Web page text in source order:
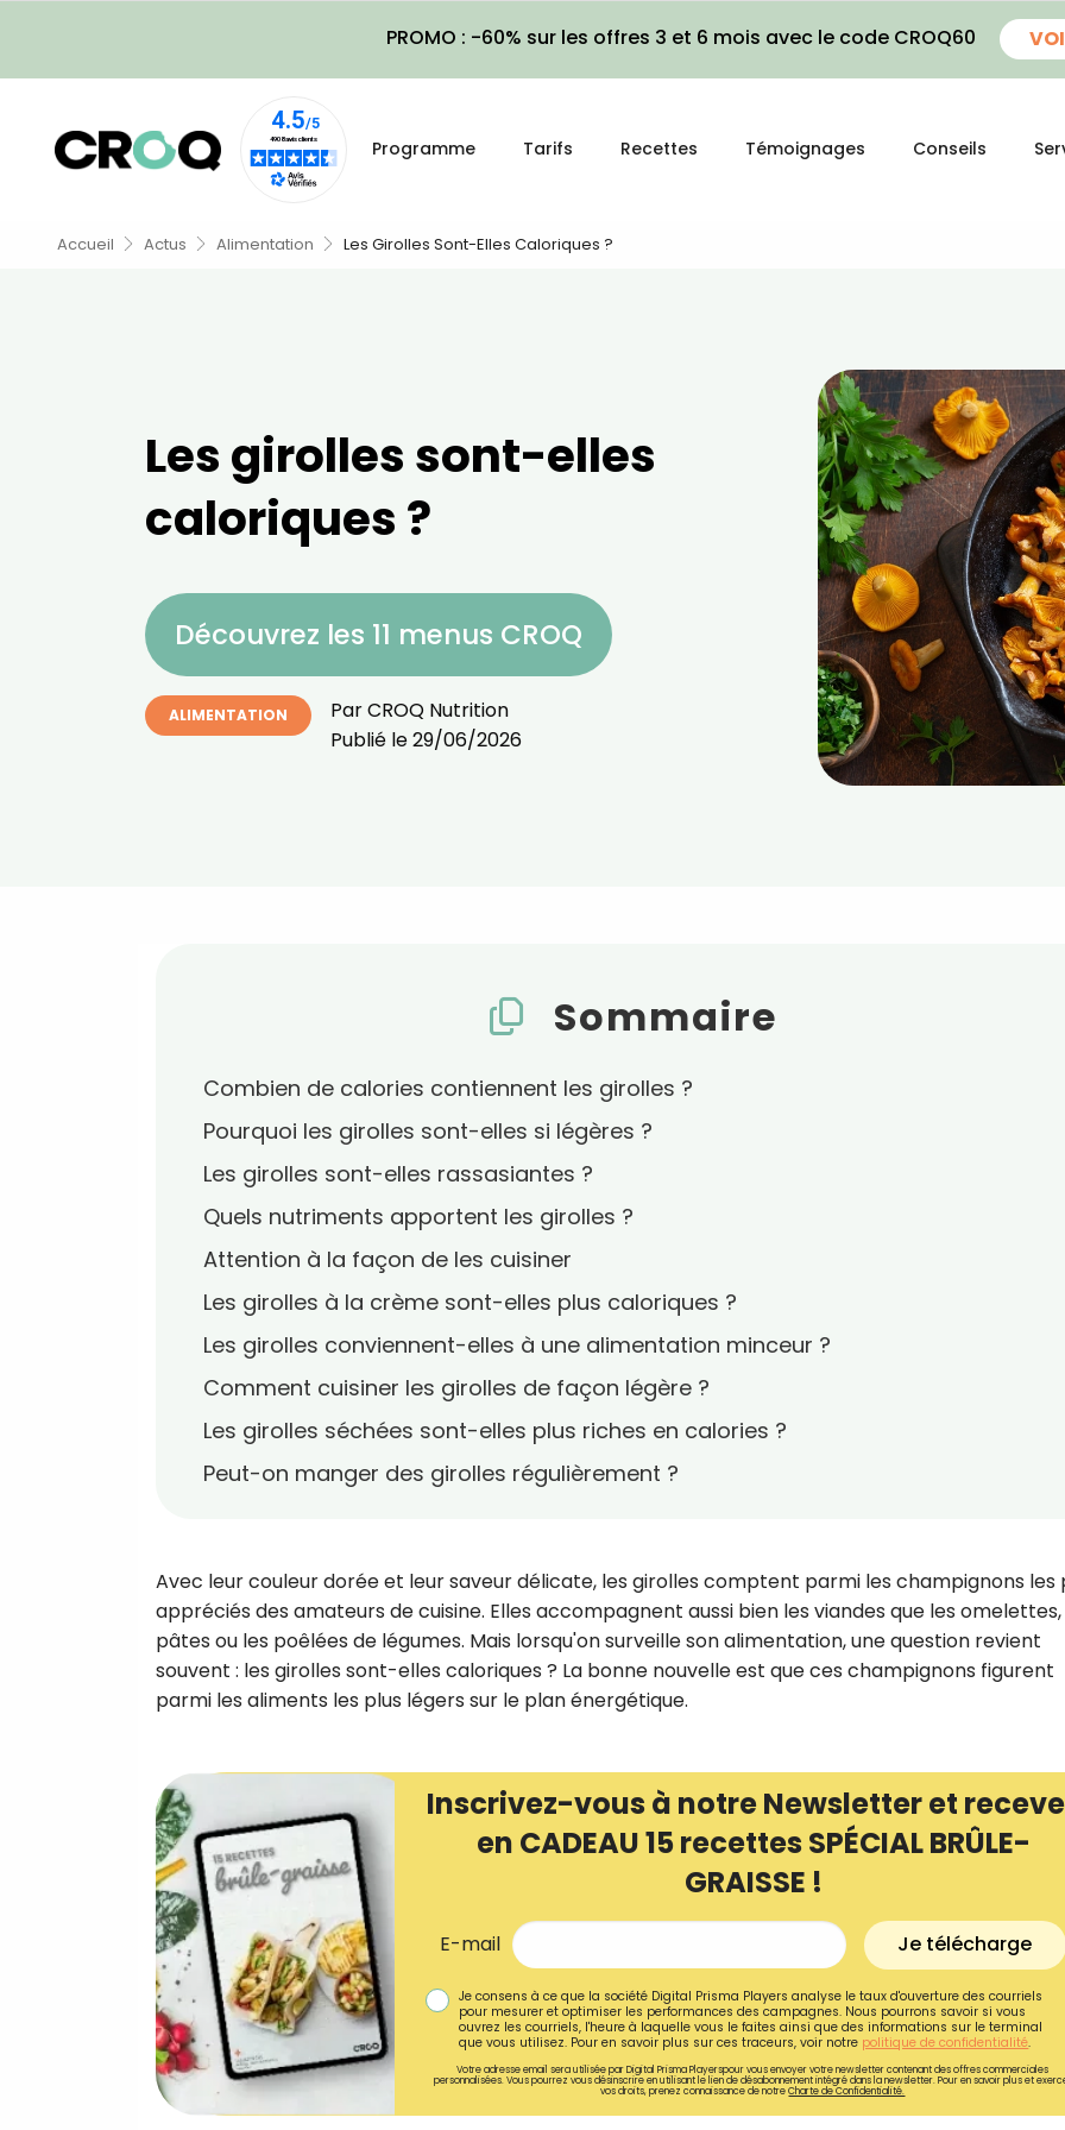
PROMO : -60% sur les offres 3 et 6 mois avec le code CROQ60
Programme Tarifs Recettes Témoignages Conseils
Accueil Actus Alimentation Les Girolles Sont-Elles Caloriques ?
Les girolles sont-elles
caloriques ?
Découvrez les 11 menus CROQ
ALIMENTATION ParCROQ Nutrition
Publié le29/06/2026
Sommaire
Combien de calories contiennent les girolles ?
Pourquoi les girolles sont-elles si légères ?
Les girolles sont-elles rassasiantes ?
Quels nutriments apportent les girolles ?
Attention à la façon de les cuisiner
Les girolles à la crème sont-elles plus caloriques ?
Les girolles conviennent-elles à une alimentation minceur ?
Comment cuisiner les girolles de façon légère ?
Les girolles séchées sont-elles plus riches en calories ?
Peut-on manger des girolles régulièrement ?
Avec leur couleur dorée et leur saveur délicate, les girolles comptent parmi les champignons les
appréciés des amateurs de cuisine. Elles accompagnent aussi bien les viandes que les
pâtes ou les poêlées de légumes. Mais lorsqu'on surveille son alimentation, une question revient
souvent : les girolles sont-elles caloriques ? La bonne nouvelle est que ces champignons figurent
parmi les aliments les plus légers sur le plan énergétique.
Inscrivez-vous à notre Newsletter et
en CADEAU 15 recettes SPÉCIAL BRÛLE-
GRAISSE !
E-mail Je télécharge
Je consens à ce que la société Digital Prisma Players analyse le taux d'ouverture des courriels
pour mesurer et optimiser les performances des campagnes. Nous pourrons savoir si vous
ouvrez les courriels, l'heure à laquelle vous le faites ainsi que des informations sur le terminal
que vous utilisez. Pour en savoir plus sur ces traceurs, voir notre politique de confidentialité.
Votre adresse email sera utilisée par Digital Prisma Playerspour vous envoyer votre newsletter contenant des offres commerciales
personnalisées. Vous pourrez vous désinscrire en utilisant le lien de désabonnement intégré dans la newsletter. Pour en savoir plus et
vos droits, prenez connaissance de notreCharte de Confidentialité.
Recevez
recettes inédites de
!
Ainsi que la newsletter